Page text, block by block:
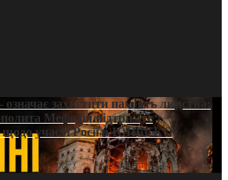
захистити пам’ять людства:
Мефодія підтримує
щодо участі Росії в ЮНЕСКО